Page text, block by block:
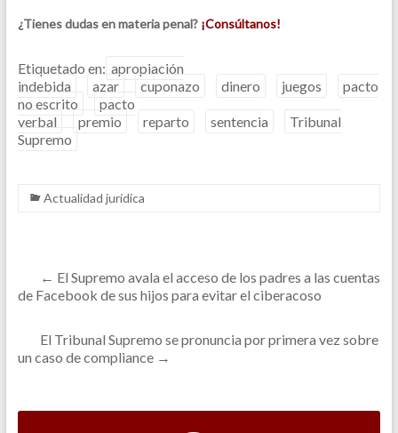
¿Tienes dudas en materia penal? ¡Consúltanos!
Etiquetado en: apropiación
indebida
azar cuponazo dinero juegos
pacto
no escrito
pacto
verbal
premio reparto sentencia
Tribunal
Supremo
Actualidad jurídica
← El Supremo avala el acceso de los padres a las cuentas
de Facebook de sus hijos para evitar el ciberacoso
El Tribunal Supremo se pronuncia por primera vez sobre
un caso de compliance →